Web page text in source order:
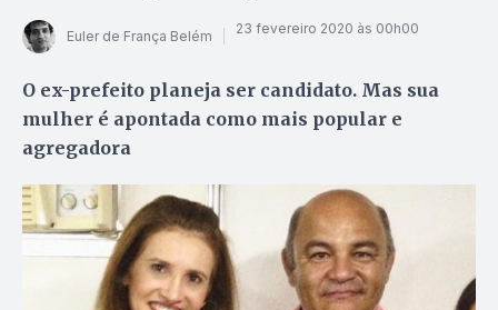
Euler de França Belém 23 fevereiro 2020 às 00h00
O ex-prefeito planeja ser candidato. Mas sua
mulher é apontada como mais popular e
agregadora